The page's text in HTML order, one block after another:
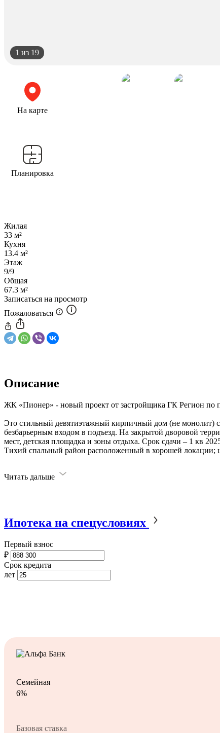
1 из 19
На карте
Планировка
Жилая
33 м²
Кухня
13.4 м²
Этаж
9/9
Общая
67.3 м²
Записаться на просмотр
Пожаловаться
Описание
ЖК «Пионер» - новый проект от застройщика ГК Регион по
Это стильный девятиэтажный кирпичный дом (не монолит)
безбарьерным входом в подъезд. На закрытой дворовой
мест, детская площадка и зоны отдыха. Срок сдачи – 1 кв
Тихий спальный район расположенный в хорошей локации;
Читать дальше
Ипотека на спецусловиях
Первый взнос
₽
Срок кредита
лет
Семейная
6%
Базовая ставка